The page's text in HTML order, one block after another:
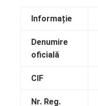
Informație
Denumire
oficială
CIF
Nr. Reg.